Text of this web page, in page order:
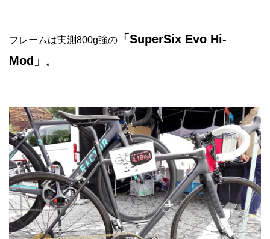
フレームは実測800g強の
「SuperSix Evo Hi-
Mod」
。